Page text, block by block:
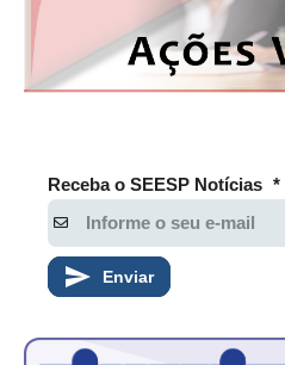
Receba o SEESP Notícias *
Enviar